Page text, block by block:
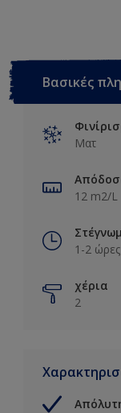
Βασικές
Ματ
12 m2/L
1-2 ώρες
χέρια
2